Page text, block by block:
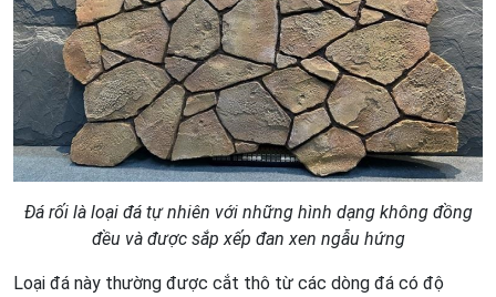
Đá rối là loại đá tự nhiên với những hình dạng không đồng
đều và được sắp xếp đan xen ngẫu hứng
Loại đá này thường được cắt thô từ các dòng đá có độ